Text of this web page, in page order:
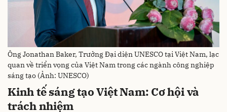
Ông Jonathan Baker, Trưởng Đại diện UNESCO tại Việt Nam, lạc
quan về triển vọng của Việt Nam trong các ngành công nghiệp
sáng tạo (Ảnh: UNESCO)
Kinh tế sáng tạo Việt Nam: Cơ hội và
trách nhiệm